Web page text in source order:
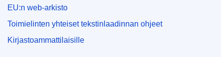
EU:n web-arkisto
Toimielinten yhteiset tekstinlaadinnan ohjeet
Kirjastoammattilaisille